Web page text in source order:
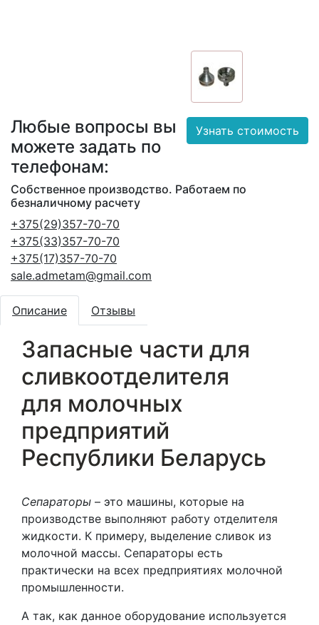
Узнать стоимость
Любые вопросы вы
можете задать по
телефонам:
Собственное производство. Работаем по
безналичному расчету
+375(29)357-70-70
+375(33)357-70-70
+375(17)357-70-70
sale.admetam@gmail.com
Описание Отзывы
Запасные части для
сливкоотделителя
для молочных
предприятий
Республики Беларусь
Сепараторы – это машины, которые на
производстве выполняют работу отделителя
жидкости. К примеру, выделение сливок из
молочной массы. Сепараторы есть
практически на всех предприятиях молочной
промышленности.
А так, как данное оборудование используется